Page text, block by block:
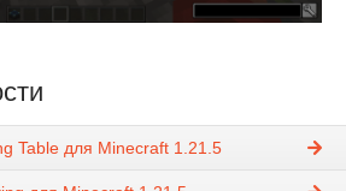
Table для Minecraft 1.21.5